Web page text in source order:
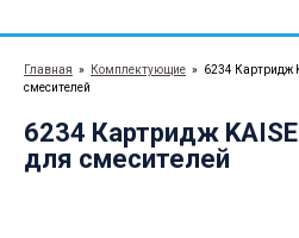
Главная » Комплектующие » 6234 Картридж
смесителей
6234 Картридж
для смесителей